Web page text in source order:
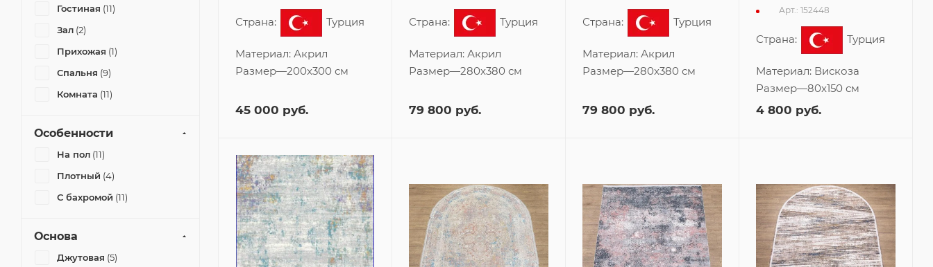
Страна: Турция
Материал: Акрил
Размер—200x300 см
45 000 руб.
Страна: Турция
Материал: Акрил
Размер—280x380 см
79 800 руб.
Страна: Турция
Материал: Акрил
Размер—280x380 см
79 800 руб.
Арт.: 152448
Страна: Турция
Материал: Вискоза
Размер—80x150 см
4 800 руб.
Гостиная (11)
Зал (2)
Прихожая (1)
Спальня (9)
Комната (11)
Особенности
На пол (11)
Плотный (4)
С бахромой (11)
Основа
Джутовая (5)